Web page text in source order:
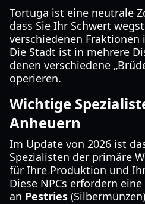
Tortuga ist eine neutrale
dass Sie Ihr Schwert
verschiedenen
Die Stadt ist in mehrere
denen verschiedene
operieren.
Wichtige
Anheuern
Im Update von 2026 ist
Spezialisten der primäre
für Ihre Produktion und
Diese NPCs erfordern
an Pestries